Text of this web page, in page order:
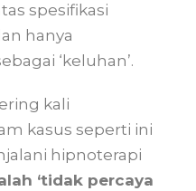
spesifikasi
hanya
‘keluhan’.
kali
kasus seperti ini
hipnoterapi
‘tidak percaya